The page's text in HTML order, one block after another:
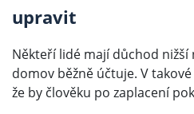
upravit
Někteří lidé mají důchod nižší
domov běžně účtuje. V
že by člověku po zaplacení